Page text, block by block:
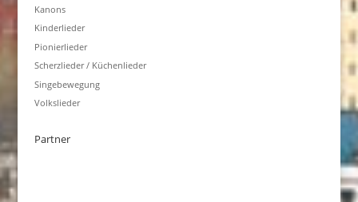
Kanons
Kinderlieder
Pionierlieder
Scherzlieder / Küchenlieder
Singebewegung
Volkslieder
Partner